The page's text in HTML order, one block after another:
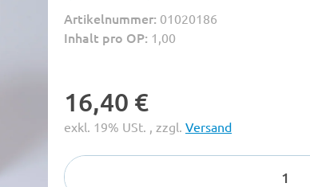
Artikelnummer: 01020186
Inhalt pro OP: 1,00
16,40 €
exkl. 19% USt. , zzgl. Versand